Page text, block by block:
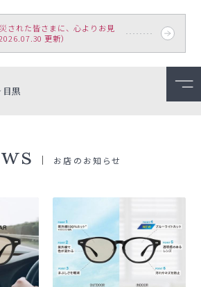
された皆さまに、心よりお見
更新）
黒
お店のお知らせ